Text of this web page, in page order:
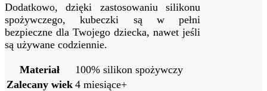
Dodatkowo, dzięki zastosowaniu silikonu
spożywczego, kubeczki są w pełni
bezpieczne dla Twojego dziecka, nawet jeśli
są używane codziennie.
Materiał
100% silikon spożywczy
Zalecany wiek 4 miesiące+